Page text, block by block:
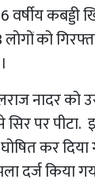
कबड्डी
को
नादर
सिर पर
कर दिया
दर्ज किया